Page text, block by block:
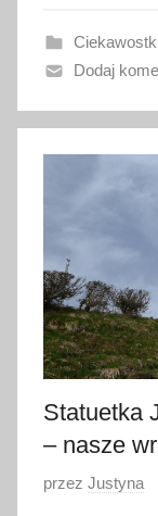
n
o
1
k
t
n
i
a
2
0
Dodaj
Statuetka
– nasze
O
przez Justyna